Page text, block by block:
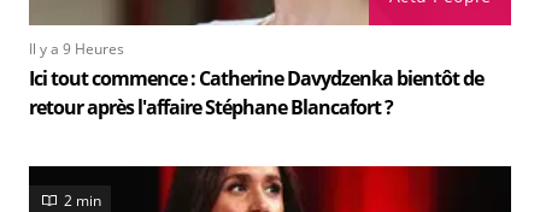
Il y a 9 Heures
Ici tout commence : Catherine Davydzenka bientôt de
retour après l'affaire Stéphane Blancafort ?
2 min